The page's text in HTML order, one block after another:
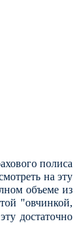
полиса
на эту
объеме из
"овчинкой,
достаточно